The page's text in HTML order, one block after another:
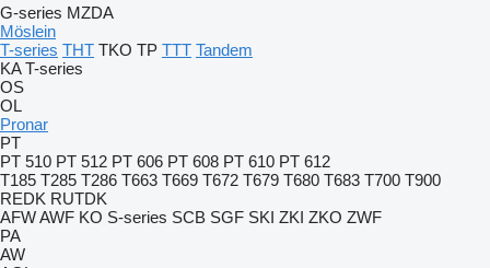
G-series MZDA
Möslein
T-series THT TKO TP TTT Tandem
KA T-series
OS
OL
Pronar
PT
PT 510 PT 512 PT 606 PT 608 PT 610 PT 612
T185 T285 T286 T663 T669 T672 T679 T680 T683 T700 T900
REDK RUTDK
AFWAWF KO S-series SCB SGF SKI ZKI ZKO ZWF
PA
AW